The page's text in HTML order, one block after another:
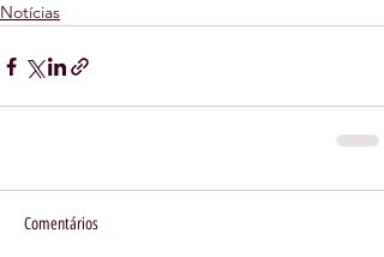
Notícias
Comentários